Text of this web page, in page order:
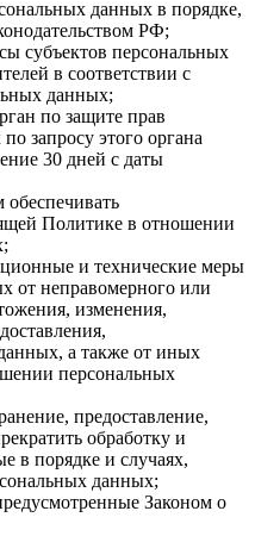
данных в порядке,
РФ;
субъектов персональных
в соответствии с
данных;
по защите прав
запросу этого органа
30 дней с даты
Политике в отношении
и технические меры
от неправомерного или
изменения,
а также от иных
персональных
предоставление,
обработку и
в порядке и случаях,
данных;
Законом о